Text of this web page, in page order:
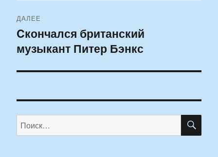
ДАЛЕЕ
Следующая
запись:
Cкончался британский
музыкант Питер Бэнкс
Искать: